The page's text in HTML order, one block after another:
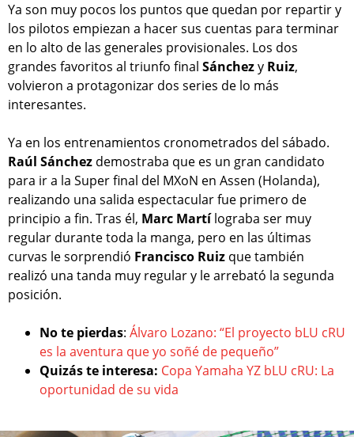
Ya son muy pocos los puntos que quedan por repartir y
los pilotos empiezan a hacer sus cuentas para terminar
en lo alto de las generales provisionales. Los dos
grandes favoritos al triunfo final Sánchezy Ruiz,
volvieron a protagonizar dos series de lo más
interesantes.
Ya en los entrenamientos cronometrados del sábado.
Raúl Sánchez demostraba que es un gran candidato
para ir a la Super final del MXoN en Assen (Holanda),
realizando una salida espectacular fue primero de
principio a fin. Tras él, Marc Martílograba ser muy
regular durante toda la manga, pero en las últimas
curvas le sorprendió Francisco Ruiz que también
realizó una tanda muy regular y le arrebató la segunda
posición.
No te pierdas: Álvaro Lozano: “El proyecto bLU cRU
es la aventura que yo soñé de pequeño”
Quizás te interesa: Copa Yamaha YZ bLU cRU: La
oportunidad de su vida